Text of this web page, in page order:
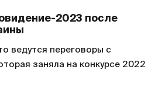
2023 после
ведутся переговоры с
заняла на конкурсе 2022